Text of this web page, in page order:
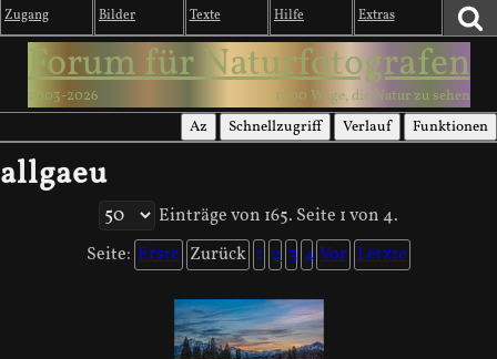
Zugang Bilder Texte Hilfe Extras
Forum für Naturfotografen
2003-2026 1000 Wege, die Natur zu sehen
Az Schnellzugriff Verlauf Funktionen
allgaeu
Einträge von 165. Seite 1 von 4.
Seite: Erste Zurück 1 2 3 4Vor Letzte